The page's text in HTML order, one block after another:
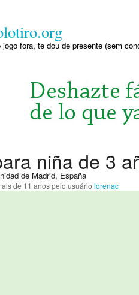
jogo fora, te dou de presente (sem
niña de 3
de Madrid, España
de 11 anospelo usuário lorenac